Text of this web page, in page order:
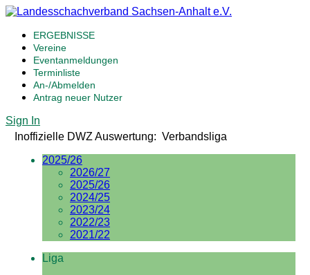
ERGEBNISSE
Vereine
Eventanmeldungen
Terminliste
An-/Abmelden
Antrag neuer Nutzer
Sign In
Inoffizielle DWZ Auswertung: Verbandsliga
2025/26
2026/27
2025/26
2024/25
2023/24
2022/23
2021/22
Liga